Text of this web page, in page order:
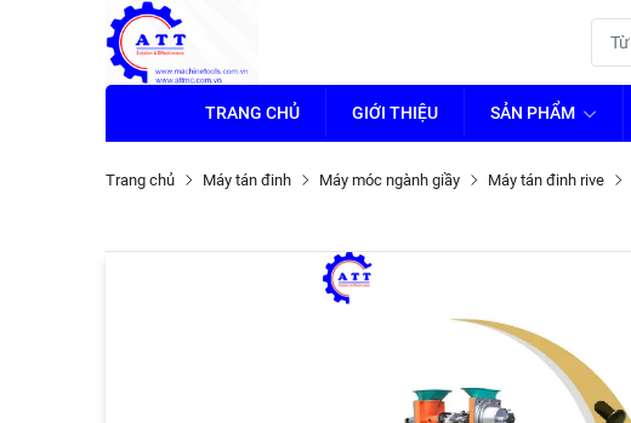
TRANG CHỦ GIỚI THIỆU SẢN PHẨM
Trang chủ Máy tán đinh Máy móc ngành giầy Máy tán đinh rive